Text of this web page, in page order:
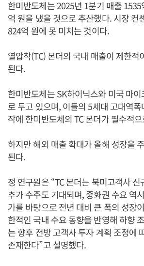
한미반도체는 2025년 1분기 매출
억 원을 냈을 것으로 추산했다. 시장 컨
824억 원에 못 미치는 것이다.
열압착(TC) 본더의 국내 매출이 제한적
된다.
한미반도체는 SK하이닉스와 미국 마
로 두고 있으며, 이들의 5세대 고대역
작에 한미반도체의 TC 본더가 필수적
하지만 해외 매출 확대가 올해 성장을
된다.
정 연구원은 “TC 본더는 북미고객사
추가 수주도 기대되며, 중화권 수요 역
가를 바탕으로 전년 대비 큰 폭의 성장
한적인 국내 수요 동향을 반영해 하향
는 향후 전방 고객사 투자 계획 조정에
존재한다”고 설명했다.